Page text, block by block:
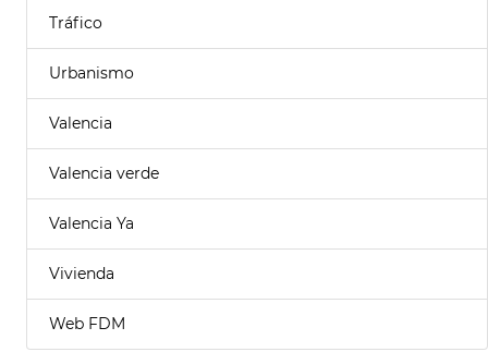
Tráfico
Urbanismo
Valencia
Valencia verde
Valencia Ya
Vivienda
Web FDM